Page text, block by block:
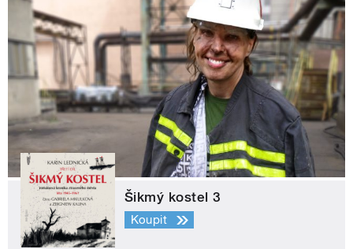
Šikmý kostel 3
Koupit